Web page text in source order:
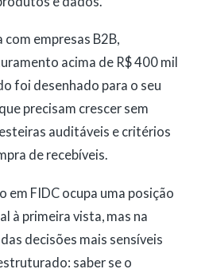
com empresas B2B,
acima de R$ 400 mil
foi desenhado para o seu
precisam crescer sem
auditáveis e critérios
de recebíveis.
em FIDC ocupa uma posição
à primeira vista, mas na
decisões mais sensíveis
saber se o